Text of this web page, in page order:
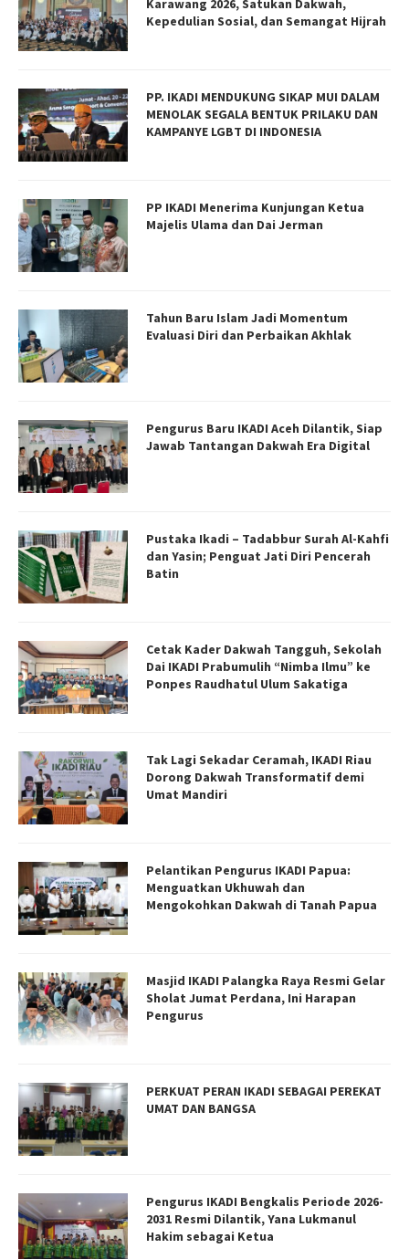
Karawang 2026, Satukan Dakwah,
Kepedulian Sosial, dan Semangat Hijrah
PP. IKADI MENDUKUNG SIKAP MUI DALAM
MENOLAK SEGALA BENTUK PRILAKU DAN
KAMPANYE LGBT DI INDONESIA
PP IKADI Menerima Kunjungan Ketua
Majelis Ulama dan Dai Jerman
Tahun Baru Islam Jadi Momentum
Evaluasi Diri dan Perbaikan Akhlak
Pengurus Baru IKADI Aceh Dilantik, Siap
Jawab Tantangan Dakwah Era Digital
Pustaka Ikadi – Tadabbur Surah Al-Kahfi
dan Yasin; Penguat Jati Diri Pencerah
Batin
Cetak Kader Dakwah Tangguh, Sekolah
Dai IKADI Prabumulih “Nimba Ilmu” ke
Ponpes Raudhatul Ulum Sakatiga
Tak Lagi Sekadar Ceramah, IKADI Riau
Dorong Dakwah Transformatif demi
Umat Mandiri
Pelantikan Pengurus IKADI Papua:
Menguatkan Ukhuwah dan
Mengokohkan Dakwah di Tanah Papua
Masjid IKADI Palangka Raya Resmi Gelar
Sholat Jumat Perdana, Ini Harapan
Pengurus
PERKUAT PERAN IKADI SEBAGAI PEREKAT
UMAT DAN BANGSA
Pengurus IKADI Bengkalis Periode 2026-
2031 Resmi Dilantik, Yana Lukmanul
Hakim sebagai Ketua